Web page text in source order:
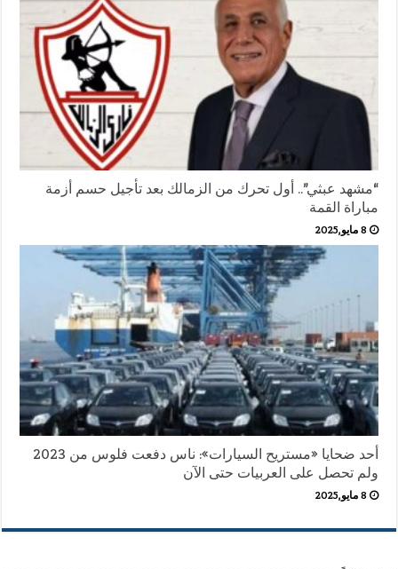
“مشهد عبثي”.. أول تحرك من الزمالك بعد تأجيل حسم أزمة
مباراة القمة
8 مايو,2025
أحد ضحايا «مستريح السيارات»: ناس دفعت فلوس من 2023
ولم تحصل على العربيات حتى الآن
8 مايو,2025